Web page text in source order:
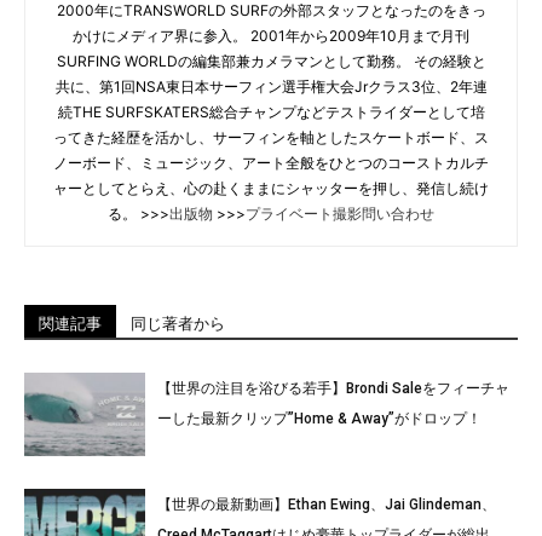
2000年にTRANSWORLD SURFの外部スタッフとなったのをきっ
かけにメディア界に参入。 2001年から2009年10月まで月刊
SURFING WORLDの編集部兼カメラマンとして勤務。 その経験と
共に、第1回NSA東日本サーフィン選手権大会Jrクラス3位、2年連
続THE SURFSKATERS総合チャンプなどテストライダーとして培
ってきた経歴を活かし、サーフィンを軸としたスケートボード、ス
ノーボード、ミュージック、アート全般をひとつのコーストカルチ
ャーとしてとらえ、心の赴くままにシャッターを押し、発信し続け
る。 >>>出版物 >>>プライベート撮影問い合わせ
関連記事 同じ著者から
【世界の注目を浴びる若手】Brondi Saleをフィーチャ
ーした最新クリップ”Home & Away”がドロップ！
【世界の最新動画】Ethan Ewing、Jai Glindeman、